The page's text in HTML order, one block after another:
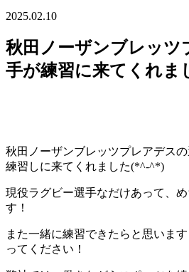
2025.02.10
秋田ノーザンブレッツ
手が練習に来てくれま
秋田ノーザンブレッツプレアデス
練習しに来てくれました(*^-^*)
現役ラグビー選手なだけあって、
す！
また一緒に練習できたらと思いま
ってください！